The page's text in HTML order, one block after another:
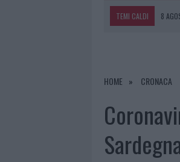
TEMI CALDI 8
7 AGOSTO 2026
|
HOME CRONACA